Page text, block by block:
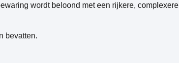
wordt beloond met een rijkere, complexere
bevatten.